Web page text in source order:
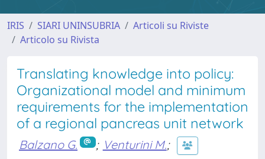
IRIS SIARI UNINSUBRIA
Articoli su Riviste
Articolo su Rivista
Translating knowledge into policy:
Organizational model and minimum
requirements for the implementation
of a regional pancreas unit network
Balzano G. ; Venturini M.;